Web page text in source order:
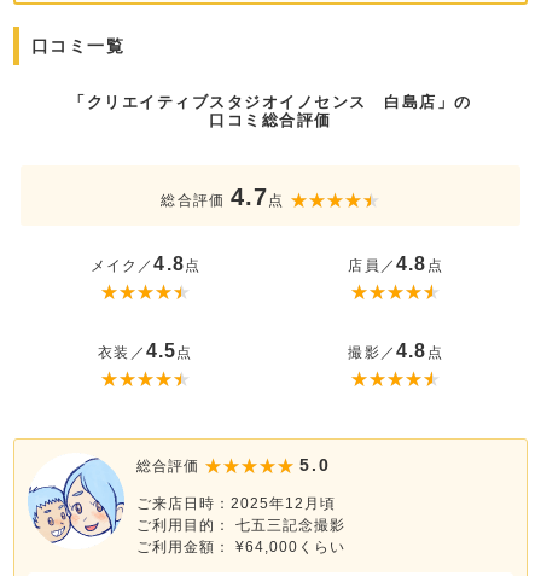
口コミ一覧
「クリエイティブスタジオイノセンス 白島店」の
口コミ総合評価
総合評価 4.7 点
メイク／4.8 点 店員／ 4.8 点
衣装／ 4.5点 撮影／ 4.8 点
総合評価 5.0
ご来店日時：2025年12月頃
ご利用目的： 七五三記念撮影
ご利用金額： ¥64,000くらい